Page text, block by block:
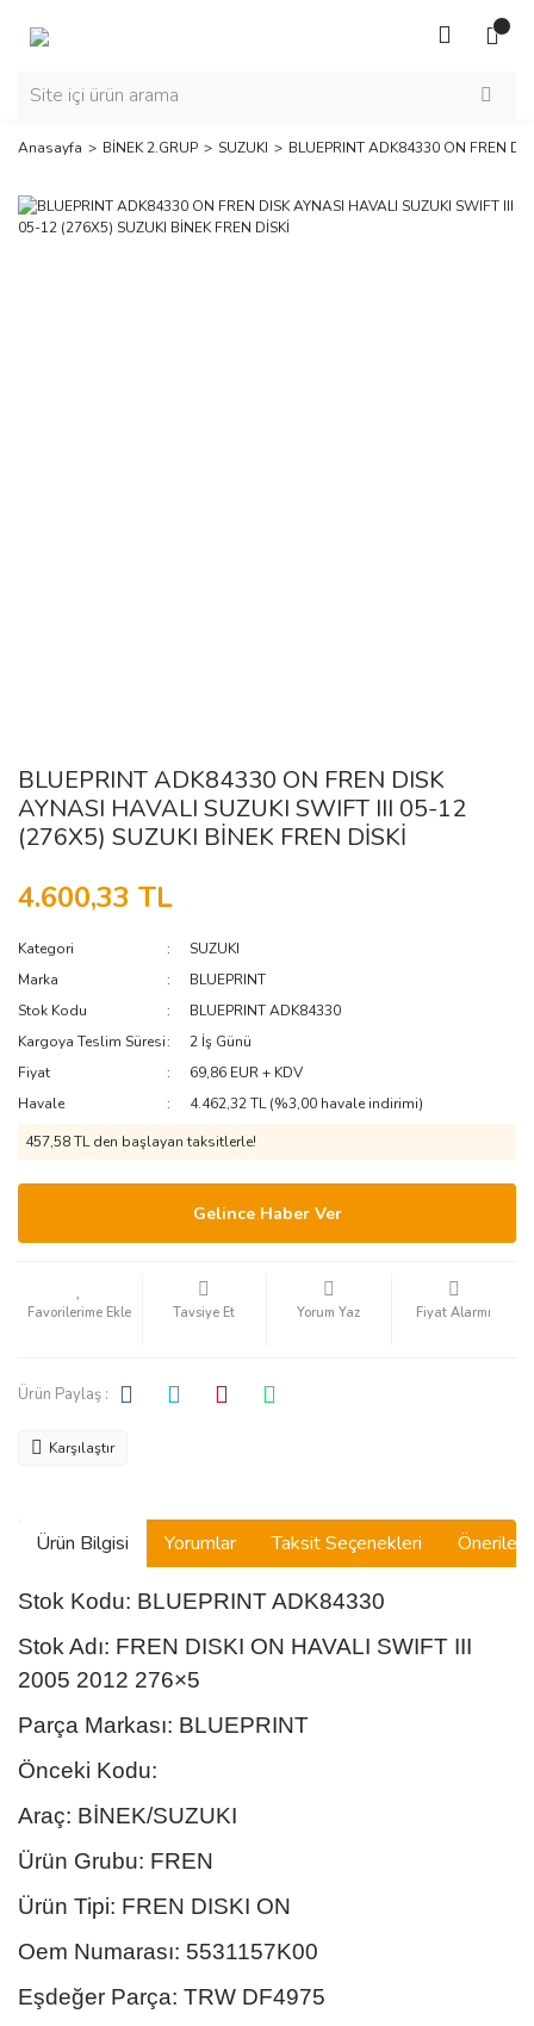
Anasayfa BİNEK 2.GRUP SUZUKI BLUEPRINT ADK84330 ON FREN
BLUEPRINT ADK84330 ON FREN DISK
AYNASI HAVALI SUZUKI SWIFT III 05-12
(276X5) SUZUKI BİNEK FREN DİSKİ
4.600,33 TL
Kategori
SUZUKI
Marka
BLUEPRINT
Stok Kodu
BLUEPRINT ADK84330
Kargoya Teslim Süresi
2 İş Günü
Fiyat
69,86 EUR + KDV
Havale
4.462,32 TL (%3,00 havale indirimi)
457,58 TL den başlayan taksitlerle!
Gelince Haber Ver
Tavsiye Et Yorum Yaz Fiyat Alarmı
Ürün Paylaş :
Karşılaştır
Ürün Bilgisi Yorumlar Taksit Seçenekleri
Stok Kodu: BLUEPRINT ADK84330
Stok Adı: FREN DISKI ON HAVALI SWIFT III
2005 2012 276×5
Parça Markası: BLUEPRINT
Önceki Kodu:
Araç: BİNEK/SUZUKI
Ürün Grubu: FREN
Ürün Tipi: FREN DISKI ON
Oem Numarası: 5531157K00
Eşdeğer Parça: TRW DF4975